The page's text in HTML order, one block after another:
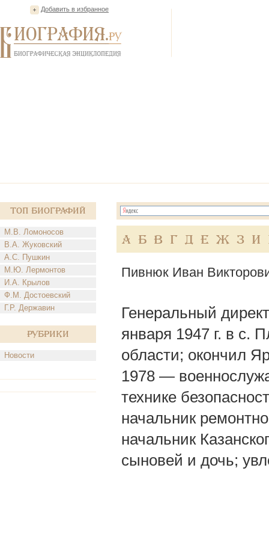
Добавить в избранное
Топ Биографий
М.В. Ломоносов
В.А. Жуковский
А.С. Пушкин
М.Ю. Лермонтов
И.А. Крылов
Ф.М. Достоевский
Г.Р. Державин
Рубрики
Новости
А Б В Г Д Е Ж З И
Пивнюк Иван
Генеральный
января 1947 г. в с.
области; окончил
1978 —
технике
начальник
начальник
сыновей и дочь;